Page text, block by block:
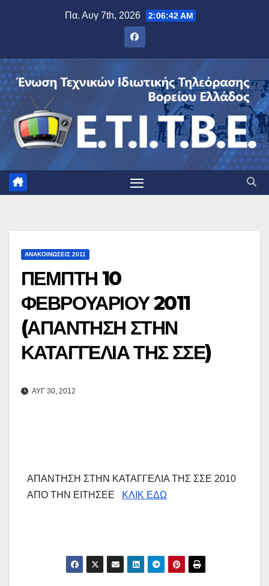
Πα. Αυγ 7th, 2026 2:06:43 AM
ΑΝΑΚΟΙΝΏΣΕΙΣ 2011
ΠΕΜΠΤΗ 10
ΦΕΒΡΟΥΑΡΙΟΥ 2011
(ΑΠΑΝΤΗΣΗ ΣΤΗΝ
ΚΑΤΑΓΓΕΛΙΑ ΤΗΣ ΣΣΕ)
ΑΥΓ 30, 2012
ΑΠΑΝΤΗΣΗ ΣΤΗΝ ΚΑΤΑΓΓΕΛΙΑ ΤΗΣ ΣΣΕ 2010
ΑΠΟ ΤΗΝ ΕΙΤΗΣΕΕ
ΚΛΙΚ ΕΔΩ